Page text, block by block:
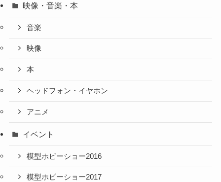
映像・音楽・本
音楽
映像
本
ヘッドフォン・イヤホン
アニメ
イベント
模型ホビーショー2016
模型ホビーショー2017